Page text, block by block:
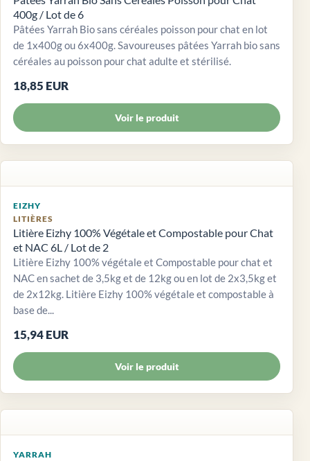
400g / Lot de 6
Pâtées Yarrah Bio sans céréales poisson pour chat en lot
de 1x400g ou 6x400g. Savoureuses pâtées Yarrah bio sans
céréales au poisson pour chat adulte et stérilisé.
18,85 EUR
Voir le produit
EIZHY
LITIÈRES
Litière Eizhy 100% Végétale et Compostable pour Chat
et NAC 6L / Lot de 2
Litière Eizhy 100% végétale et Compostable pour chat et
NAC en sachet de 3,5kg et de 12kg ou en lot de 2x3,5kg et
de 2x12kg. Litière Eizhy 100% végétale et compostable à
base de...
15,94 EUR
Voir le produit
YARRAH